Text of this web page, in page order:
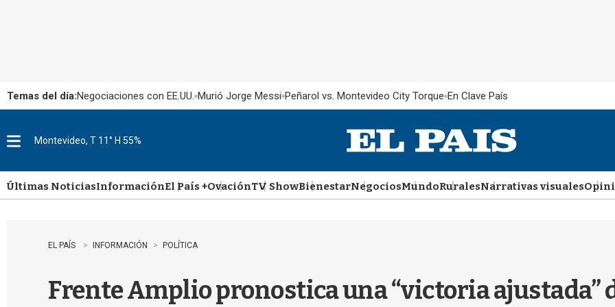
Temas del día:Negociaciones con EE.UU. Murió Jorge Messi Peñarol vs. Montevideo City Torque En Clave País
u
Montevideo, T 11° H 55%
Últimas NoticiasInformaciónEl País +OvaciónTV ShowBienestarNegociosMundoRuralesNarrativas visuales
EL PAÍS INFORMACIÓN POLÍTICA
Frente Amplio pronostica una “victoria ajustada”